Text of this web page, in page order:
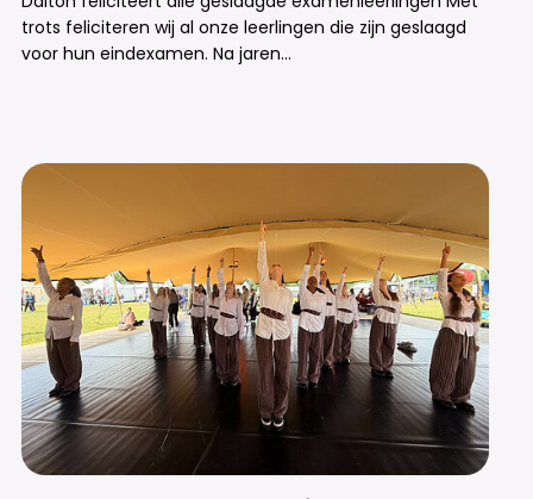
trots feliciteren wij al onze leerlingen die zijn geslaagd
voor hun eindexamen. Na jaren...